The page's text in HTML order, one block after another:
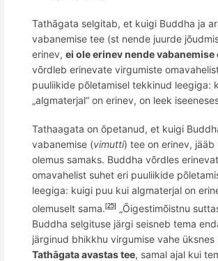
Tathāgata selgitab, et kuigi Buddha ja
vabanemise tee (st nende juurde
erinev, ei ole erinev nende vabanemise
võrdleb erinevate virgumiste
puuliikide põletamisel tekkinud leegiga:
„algmaterjal“ on erinev, on leek
Tathaagata on õpetanud, et kuigi
vabanemise (vimutti) tee on erinev, jääb
olemus samaks. Buddha võrdles
omavahelist suhet eri puuliikide
leegiga: kuigi puu kui algmaterjal on
olemuselt sama. [25] „Õigestimõistnu
Buddha selgituse järgi seisneb tema
järginud bhikkhu virgumise vahe üksnes
Tathāgata avastas tee, samal ajal kui